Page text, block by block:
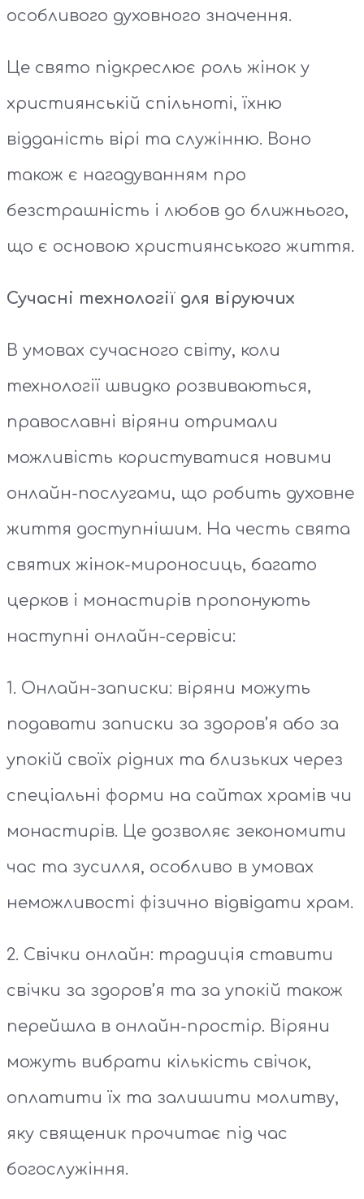
особливого духовного значення.
Це свято підкреслює роль жінок у
християнській спільноті, їхню
відданість вірі та служінню. Воно
також є нагадуванням про
безстрашність і любов до ближнього,
що є основою християнського життя.
Сучасні технології для віруючих
В умовах сучасного світу, коли
технології швидко розвиваються,
православні віряни отримали
можливість користуватися новими
онлайн-послугами, що робить духовне
життя доступнішим. На честь свята
святих жінок-мироносиць, багато
церков і монастирів пропонують
наступні онлайн-сервіси:
1. Онлайн-записки: віряни можуть
подавати записки за здоров’я або за
упокій своїх рідних та близьких через
спеціальні форми на сайтах храмів чи
монастирів. Це дозволяє зекономити
час та зусилля, особливо в умовах
неможливості фізично відвідати храм.
2. Свічки онлайн: традиція ставити
свічки за здоров’я та за упокій також
перейшла в онлайн-простір. Віряни
можуть вибрати кількість свічок,
оплатити їх та залишити молитву,
яку священик прочитає під час
богослужіння.